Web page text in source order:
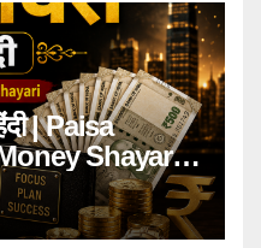
| Paisa
Shayari